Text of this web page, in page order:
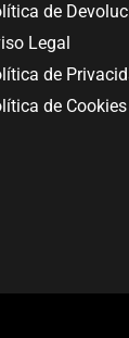
de
Legal
de
de Cookies